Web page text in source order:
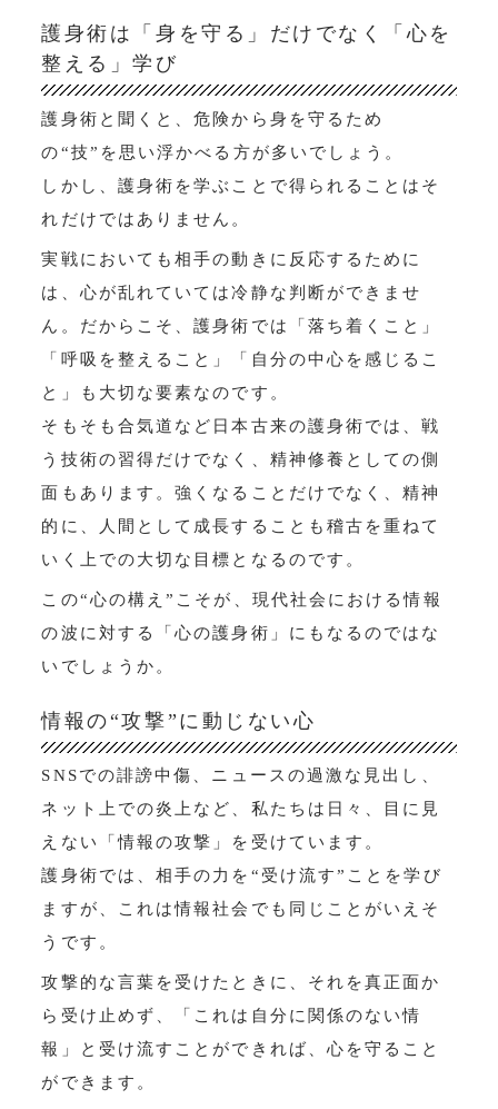
護身術は「身を守る」だけでなく「心を
整える」学び
護身術と聞くと、危険から身を守るため
の“技”を思い浮かべる方が多いでしょう。
しかし、護身術を学ぶことで得られることはそ
れだけではありません。
実戦においても相手の動きに反応するために
は、心が乱れていては冷静な判断ができませ
ん。だからこそ、護身術では「落ち着くこと」
「呼吸を整えること」「自分の中心を感じるこ
と」も大切な要素なのです。
そもそも合気道など日本古来の護身術では、戦
う技術の習得だけでなく、精神修養としての側
面もあります。強くなることだけでなく、精神
的に、人間として成長することも稽古を重ねて
いく上での大切な目標となるのです。
この“心の構え”こそが、現代社会における情報
の波に対する「心の護身術」にもなるのではな
いでしょうか。
情報の“攻撃”に動じない心
SNSでの誹謗中傷、ニュースの過激な見出し、
ネット上での炎上など、私たちは日々、目に見
えない「情報の攻撃」を受けています。
護身術では、相手の力を“受け流す”ことを学び
ますが、これは情報社会でも同じことがいえそ
うです。
攻撃的な言葉を受けたときに、それを真正面か
ら受け止めず、「これは自分に関係のない情
報」と受け流すことができれば、心を守ること
ができます。